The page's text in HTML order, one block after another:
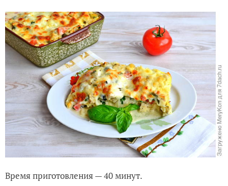
Время приготовления — 40 минут.